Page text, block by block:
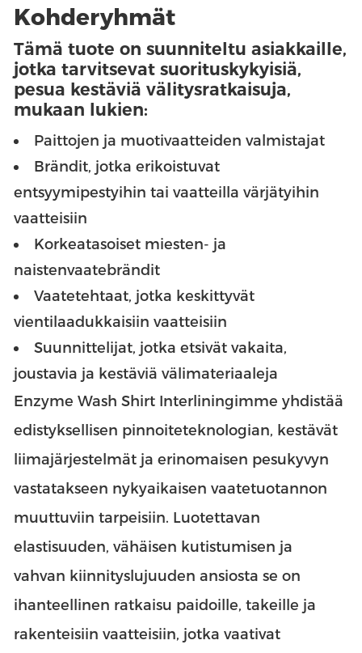
Kohderyhmät
Tämä tuote on suunniteltu asiakkaille,
jotka tarvitsevat suorituskykyisiä,
pesua kestäviä välitysratkaisuja,
mukaan lukien:
Paittojen ja muotivaatteiden valmistajat
Brändit, jotka erikoistuvat
entsyymipestyihin tai vaatteilla värjätyihin
vaatteisiin
Korkeatasoiset miesten- ja
naistenvaatebrändit
Vaatetehtaat, jotka keskittyvät
vientilaadukkaisiin vaatteisiin
Suunnittelijat, jotka etsivät vakaita,
joustavia ja kestäviä välimateriaaleja
Enzyme Wash Shirt Interliningimme yhdistää
edistyksellisen pinnoiteteknologian, kestävät
liimajärjestelmät ja erinomaisen pesukyvyn
vastatakseen nykyaikaisen vaatetuotannon
muuttuviin tarpeisiin. Luotettavan
elastisuuden, vähäisen kutistumisen ja
vahvan kiinnityslujuuden ansiosta se on
ihanteellinen ratkaisu paidoille, takeille ja
rakenteisiin vaatteisiin, jotka vaativat